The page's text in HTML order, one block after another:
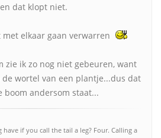
dat klopt niet.
elkaar gaan verwarren
zie ik zo nog niet gebeuren, want
wortel van een plantje...dus dat
boom andersom staat...
have if you call the tail a leg? Four. Calling a